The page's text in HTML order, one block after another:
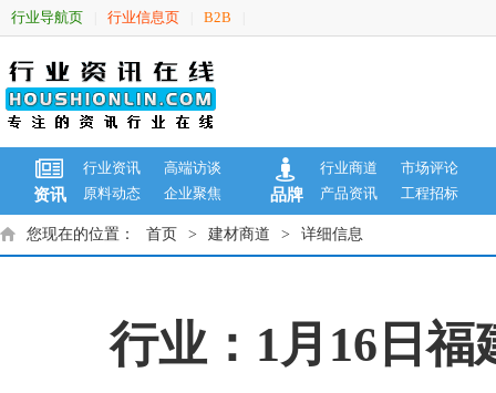
行业导航页 行业信息页 B2B
资讯
行业资讯
高端访谈
原料动态
企业聚焦 品牌
行业商道
市场评论
产品资讯
工程招标
您现在的位置： 首页 > 建材商道 > 详细信息
行业：1月16日